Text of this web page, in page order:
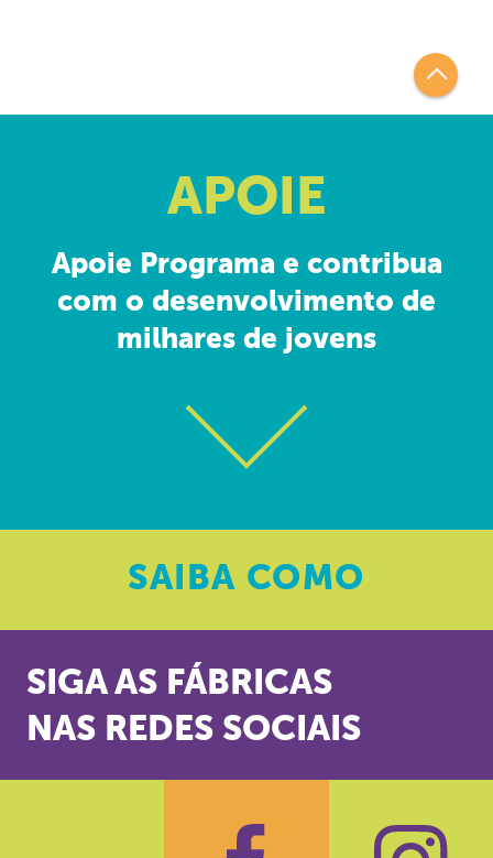
APOIE
Apoie Programa e contribua
com o desenvolvimento de
milhares de jovens
SAIBA COMO
SIGA AS FÁBRICAS
NAS REDES SOCIAIS